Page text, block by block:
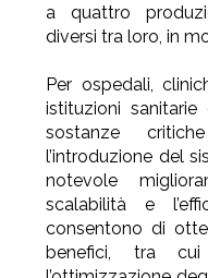
a quattro
diversi tra loro, in
Per ospedali,
istituzioni
sostanze
l’introduzione del
notevole
scalabilità e
consentono di
benefici, tra